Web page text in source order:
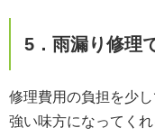
5．雨漏り修理
修理費用の負担を少
強い味方になってく